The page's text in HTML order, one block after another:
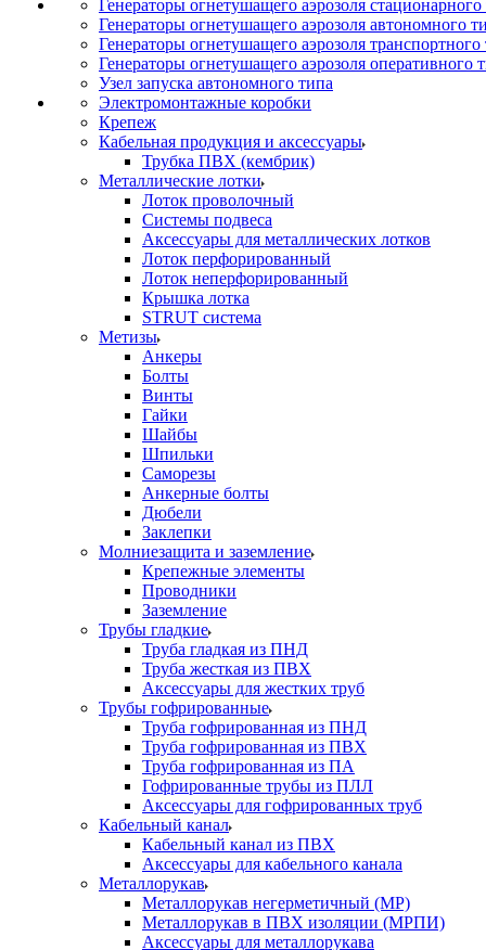
Генераторы огнетушащего аэрозоля стационарного
Генераторы огнетушащего аэрозоля автономного
Генераторы огнетушащего аэрозоля транспортного
Генераторы огнетушащего аэрозоля оперативного
Узел запуска автономного типа
Электромонтажные коробки
Крепеж
Кабельная продукция и аксессуары
Трубка ПВХ (кембрик)
Металлические лотки
Лоток проволочный
Системы подвеса
Аксессуары для металлических лотков
Лоток перфорированный
Лоток неперфорированный
Крышка лотка
STRUT система
Метизы
Анкеры
Болты
Винты
Гайки
Шайбы
Шпильки
Саморезы
Анкерные болты
Дюбели
Заклепки
Молниезащита и заземление
Крепежные элементы
Проводники
Заземление
Трубы гладкие
Труба гладкая из ПНД
Труба жесткая из ПВХ
Аксессуары для жестких труб
Трубы гофрированные
Труба гофрированная из ПНД
Труба гофрированная из ПВХ
Труба гофрированная из ПА
Гофрированные трубы из ПЛЛ
Аксессуары для гофрированных труб
Кабельный канал
Кабельный канал из ПВХ
Аксессуары для кабельного канала
Металлорукав
Металлорукав негерметичный (МР)
Металлорукав в ПВХ изоляции (МРПИ)
Аксессуары для металлорукава